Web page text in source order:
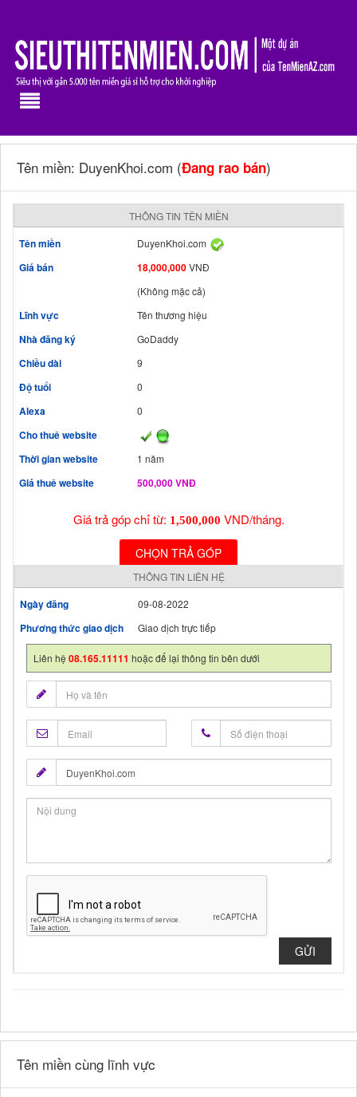
Tên miền: DuyenKhoi.com (Đang rao bán)
THÔNG TIN TÊN MIỀN
Tên miền DuyenKhoi.com
Giá bán 18,000,000VNĐ
(Không mặc cả)
Lĩnh vực Tên thương hiệu
Nhà đăng ký GoDaddy
Chiều dài 9
Độ tuổi 0
Alexa 0
Cho thuê website
Thời gian website
1 năm
Giá thuê website 500,000 VNĐ
Giá trả góp chỉ từ: 1,500,000 VND/tháng.
CHỌN TRẢ GÓP
THÔNG TIN LIÊN HỆ
Ngày đăng 09-08-2022
Phương thức giao dịch Giao dịch trực tiếp
Liên hệ08.165.11111 hoặc để lại thông tin bên dưới
GỬI
Tên miền cùng lĩnh vực